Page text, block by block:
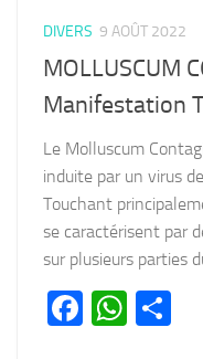
DIVERS 9 AOÛT 2022
MOLLUSCUM
Manifestation
Le Molluscum
induite par un virus
Touchant
se caractérisent par
sur plusieurs parties
Facebook